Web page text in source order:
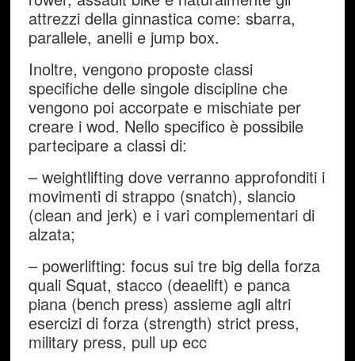
attrezzi della ginnastica come: sbarra,
parallele, anelli e jump box.
Inoltre, vengono proposte classi
specifiche delle singole discipline che
vengono poi accorpate e mischiate per
creare i wod. Nello specifico è possibile
partecipare a classi di:
– weightlifting dove verranno approfonditi i
movimenti di strappo (snatch), slancio
(clean and jerk) e i vari complementari di
alzata;
– powerlifting: focus sui tre big della forza
quali Squat, stacco (deaelift) e panca
piana (bench press) assieme agli altri
esercizi di forza (strength) strict press,
military press, pull up ecc